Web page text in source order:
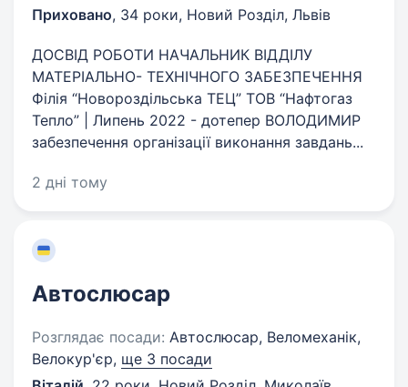
Приховано, 34 роки, Новий Розділ, Львів
ДОСВІД РОБОТИ НАЧАЛЬНИК ВІДДІЛУ
МАТЕРІАЛЬНО- ТЕХНІЧНОГО ЗАБЕЗПЕЧЕННЯ
Філія “Новороздільська ТЕЦ” ТОВ “Нафтогаз
Тепло” | Липень 2022 - дотепер ВОЛОДИМИР
забезпечення організації виконання завдань...
2 дні тому
Автослюсар
Розглядає посади: Автослюсар, Веломеханік,
Велокур'єр, ще 3 посади